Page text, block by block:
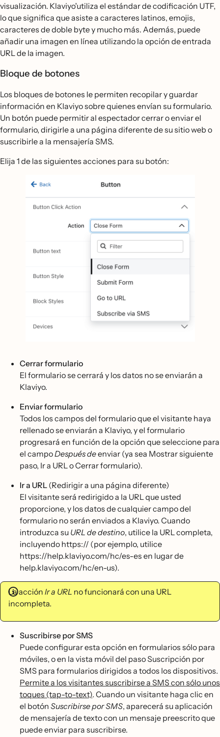
visualización. Klaviyo'utiliza el estándar de codificación UTF,
lo que significa que asiste a caracteres latinos, emojis,
caracteres de doble byte y mucho más. Además, puede
añadir una imagen en línea utilizando la opción de entrada
URL de la imagen.
Bloque de botones
Los bloques de botones le permiten recopilar y guardar
información en Klaviyo sobre quienes envían su formulario.
Un botón puede permitir al espectador cerrar o enviar el
formulario, dirigirle a una página diferente de su sitio web o
suscribirle a la mensajería SMS.
Elija 1 de las siguientes acciones para su botón:
Cerrar formulario
El formulario se cerrará y los datos no se enviarán a
Klaviyo.
Enviar formulario
Todos los campos del formulario que el visitante haya
rellenado se enviarán a Klaviyo, y el formulario
progresará en función de la opción que seleccione para
el campoDespués deenviar (ya sea Mostrar siguiente
paso, Ir a URL o Cerrar formulario).
Ir a URL (Redirigir a una página diferente)
El visitante será redirigido a la URL que usted
proporcione, y los datos de cualquier campo del
formulario no serán enviados a Klaviyo. Cuando
introduzca su URL de destino, utilice la URL completa,
incluyendo https:// (por ejemplo, utilice
https://help.klaviyo.com/hc/es-es en lugar de
help.klaviyo.com/hc/en-us).
La acción Ir a URL no funcionará con una URL
incompleta.
Suscribirse por SMS
Puede configurar esta opción en formularios sólo para
móviles, o en la vista móvil del paso Suscripción por
SMS para formularios dirigidos a todos los dispositivos.
Permite a los visitantes suscribirse a SMS con sólo unos
toques (tap-to-text). Cuando un visitante haga clic en
el botón Suscribirse por SMS, aparecerá su aplicación
de mensajería de texto con un mensaje preescrito que
puede enviar para suscribirse.